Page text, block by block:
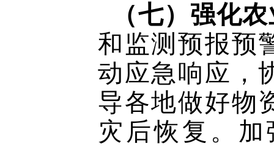
（七）强化
和监测预报预
动应急响应，
导各地做好物
灾后恢复。